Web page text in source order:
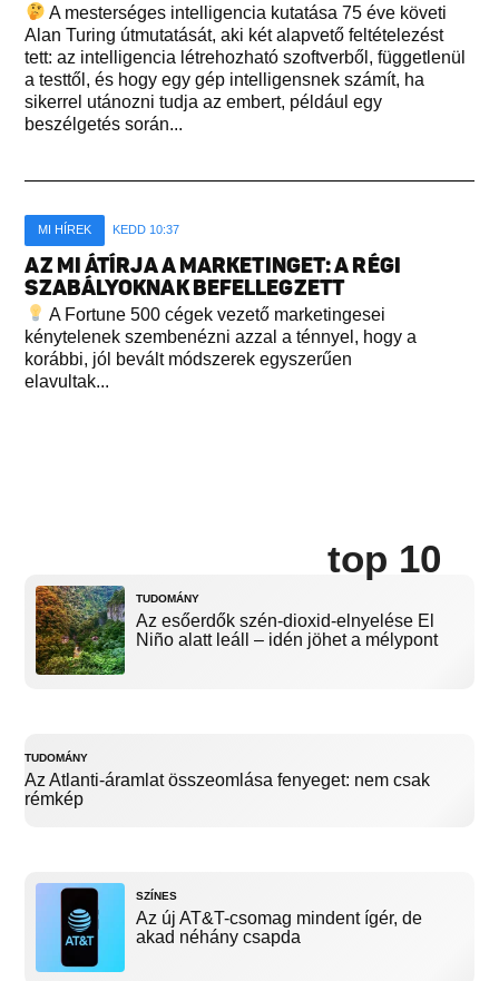
A mesterséges intelligencia kutatása 75 éve követi
Alan Turing útmutatását, aki két alapvető feltételezést
tett: az intelligencia létrehozható szoftverből, függetlenül
a testtől, és hogy egy gép intelligensnek számít, ha
sikerrel utánozni tudja az embert, például egy
beszélgetés során...
MI HÍREK KEDD 10:37
AZ MI ÁTÍRJA A MARKETINGET: A RÉGI
SZABÁLYOKNAK BEFELLEGZETT
A Fortune 500 cégek vezető marketingesei
kénytelenek szembenézni azzal a ténnyel, hogy a
korábbi, jól bevált módszerek egyszerűen
elavultak...
top 10
TUDOMÁNY
Az esőerdők szén-dioxid-elnyelése El
Niño alatt leáll – idén jöhet a mélypont
TUDOMÁNY
Az Atlanti-áramlat összeomlása fenyeget: nem csak
rémkép
SZÍNES
Az új AT&T-csomag mindent ígér, de
akad néhány csapda